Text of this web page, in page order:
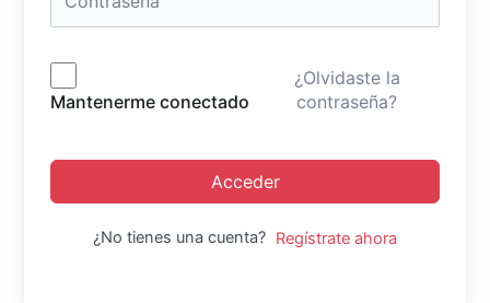
Mantenerme conectado
¿Olvidaste la
contraseña?
Acceder
¿No tienes una cuenta? Regístrate ahora